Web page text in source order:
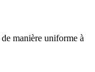
de manière uniforme à